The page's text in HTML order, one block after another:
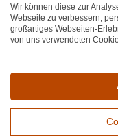
Wir können diese zur
Webseite zu verbessern,
großartiges Webseiten-
von uns verwendeten